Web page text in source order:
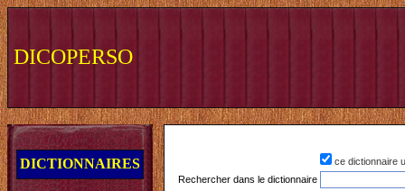
DICOPERSO
DICTIONNAIRES
ce dictionnaire
Rechercher dans le dictionnaire